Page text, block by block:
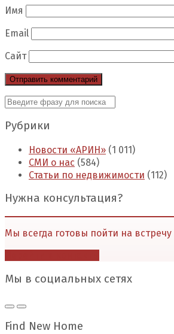
Имя
Email
Сайт
Рубрики
Новости «АРИН» (1 011)
СМИ о нас (584)
Статьи по недвижимости (112)
Нужна консультация?
Мы всегда готовы пойти на встречу
Мы в социальных сетях
Find New Home